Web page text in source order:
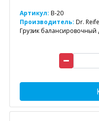
Артикул: B-20
Производитель: Dr.
Грузик балансировочный